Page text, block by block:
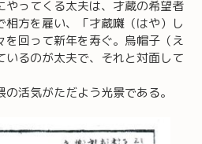
やってくる太夫は、才蔵の希望者
相方を雇い、「才蔵囃（はや）し
を回って新年を寿ぐ。烏帽子（え
いるのが太夫で、それと対面して
活気がただよう光景である。